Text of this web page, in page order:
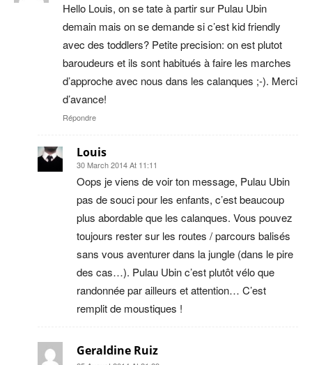
Hello Louis, on se tate à partir sur Pulau Ubin
demain mais on se demande si c’est kid friendly
avec des toddlers? Petite precision: on est plutot
baroudeurs et ils sont habitués à faire les marches
d’approche avec nous dans les calanques ;-). Merci
d’avance!
Répondre
Louis
30 March 2014 At 11:11
Oops je viens de voir ton message, Pulau Ubin
pas de souci pour les enfants, c’est beaucoup
plus abordable que les calanques. Vous pouvez
toujours rester sur les routes / parcours balisés
sans vous aventurer dans la jungle (dans le pire
des cas…). Pulau Ubin c’est plutôt vélo que
randonnée par ailleurs et attention… C’est
remplit de moustiques !
Geraldine Ruiz